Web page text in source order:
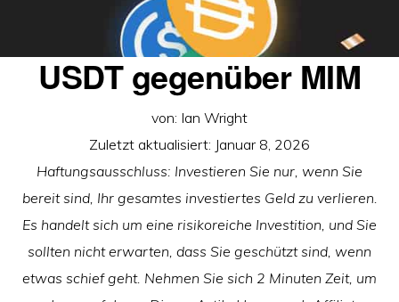
USDT gegenüber MIM
von: Ian Wright
Zuletzt aktualisiert: Januar 8, 2026
Haftungsausschluss: Investieren Sie nur, wenn Sie
bereit sind, Ihr gesamtes investiertes Geld zu verlieren.
Es handelt sich um eine risikoreiche Investition, und Sie
sollten nicht erwarten, dass Sie geschützt sind, wenn
etwas schief geht. Nehmen Sie sich 2 Minuten Zeit, um